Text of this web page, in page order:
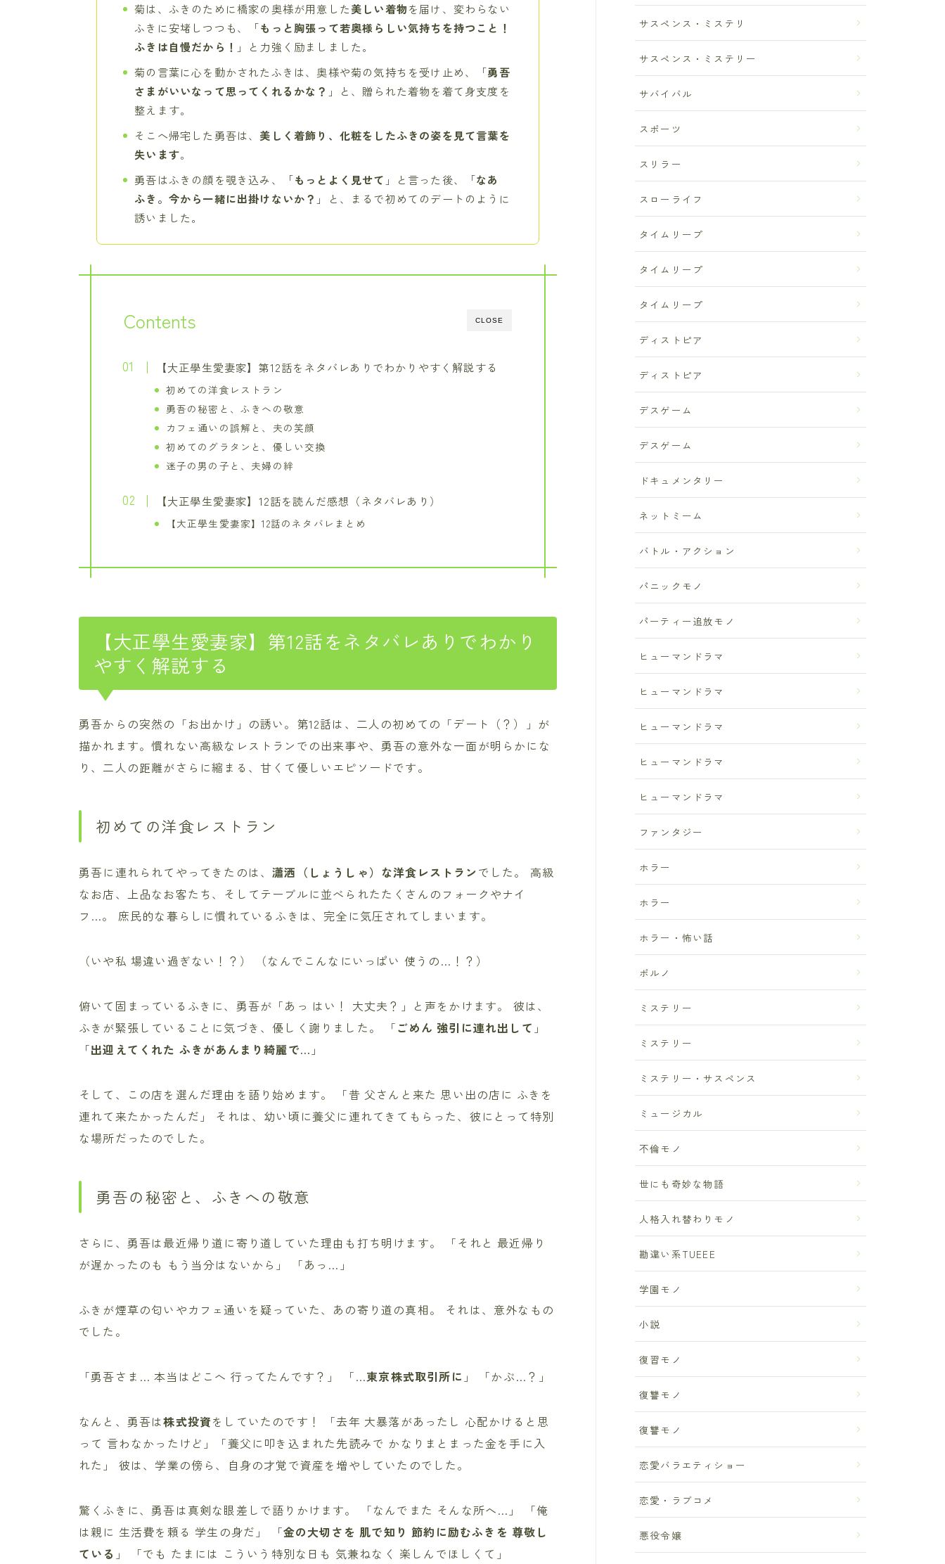
菊は、ふきのために橋家の奥様が用意した美しい着物を届け、変わらない
ふきに安堵しつつも、「もっと胸張って若奥様らしい気持ちを持つこと！
ふきは自慢だから！ 」と力強く励ましました。
菊の言葉に心を動かされたふきは、奥様や菊の気持ちを受け止め、「勇吾
さまがいいなって思ってくれるかな？ 」と、贈られた着物を着て身支度を
整えます。
そこへ帰宅した勇吾は、 美しく着飾り、化粧をしたふきの姿を見て言葉を
失います。
勇吾はふきの顔を覗き込み、「もっとよく見せて 」と言った後、「なあ
ふき。今から一緒に出掛けないか？ 」と、まるで初めてのデートのように
誘いました。
CLOSE
Contents
【大正學生愛妻家】第12話をネタバレありでわかりやすく解説する
初めての洋食レストラン
勇吾の秘密と、ふきへの敬意
カフェ通いの誤解と、夫の笑顔
初めてのグラタンと、優しい交換
迷子の男の子と、夫婦の絆
【大正學生愛妻家】12話を読んだ感想（ネタバレあり）
【大正學生愛妻家】12話のネタバレまとめ
【大正學生愛妻家】第12話をネタバレありでわかり
やすく解説する
勇吾からの突然の「お出かけ」の誘い。第12話は、二人の初めての「デート（？）」が
描かれます。慣れない高級なレストランでの出来事や、勇吾の意外な一面が明らかにな
り、二人の距離がさらに縮まる、甘くて優しいエピソードです。
初めての洋食レストラン
勇吾に連れられてやってきたのは、瀟洒（しょうしゃ）な洋食レストラン でした。 高級
なお店、上品なお客たち、そしてテーブルに並べられたたくさんのフォークやナイ
フ…。 庶民的な暮らしに慣れているふきは、完全に気圧されてしまいます。
（いや私 場違い過ぎない！？） （なんでこんなにいっぱい 使うの…！？）
俯いて固まっているふきに、勇吾が「あっ はい！ 大丈夫？」と声をかけます。 彼は、
ふきが緊張していることに気づき、優しく謝りました。 「ごめん 強引に連れ出して 」
「出迎えてくれた ふきがあんまり綺麗で… 」
そして、この店を選んだ理由を語り始めます。 「昔 父さんと来た 思い出の店に ふきを
連れて来たかったんだ」 それは、幼い頃に養父に連れてきてもらった、彼にとって特別
な場所だったのでした。
勇吾の秘密と、ふきへの敬意
さらに、勇吾は最近帰り道に寄り道していた理由も打ち明けます。 「それと 最近帰り
が遅かったのも もう当分はないから」 「あっ…」
ふきが煙草の匂いやカフェ通いを疑っていた、あの寄り道の真相。 それは、意外なもの
でした。
「勇吾さま… 本当はどこへ 行ってたんです？」 「…東京株式取引所に 」 「かぶ…？」
なんと、勇吾は株式投資をしていたのです！ 「去年 大暴落があったし 心配かけると思
って 言わなかったけど」「養父に叩き込まれた先読みで かなりまとまった金を手に入
れた」 彼は、学業の傍ら、自身の才覚で資産を増やしていたのでした。
驚くふきに、勇吾は真剣な眼差しで語りかけます。 「なんでまた そんな所へ…」 「俺
は親に 生活費を頼る 学生の身だ」 「金の大切さを 肌で知り 節約に励むふきを 尊敬し
ている 」 「でも たまには こういう特別な日も 気兼ねなく 楽しんでほしくて」
サスペンス・ミステリ
サスペンス・ミステリー
サバイバル
スポーツ
スリラー
スローライフ
タイムリープ
タイムリープ
タイムリープ
ディストピア
ディストピア
デスゲーム
デスゲーム
ドキュメンタリー
ネットミーム
バトル・アクション
パニックモノ
パーティー追放モノ
ヒューマンドラマ
ヒューマンドラマ
ヒューマンドラマ
ヒューマンドラマ
ヒューマンドラマ
ファンタジー
ホラー
ホラー
ホラー・怖い話
ポルノ
ミステリー
ミステリー
ミステリー・サスペンス
ミュージカル
不倫モノ
世にも奇妙な物語
人格入れ替わりモノ
勘違い系TUEEE
学園モノ
小説
復習モノ
復讐モノ
復讐モノ
恋愛バラエティショー
恋愛・ラブコメ
悪役令嬢